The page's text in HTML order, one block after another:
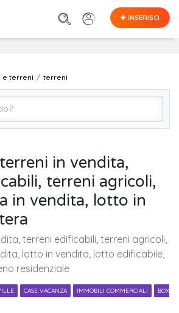
INSERISCI
e terreni terreni
in vendita,
terreni agricoli,
in vendita, lotto in
terreni edificabili, terreni agricoli,
lotto in vendita, lotto edificabile,
residenziale
CASE VACANZA IMMOBILI COMMERCIALI
BOX